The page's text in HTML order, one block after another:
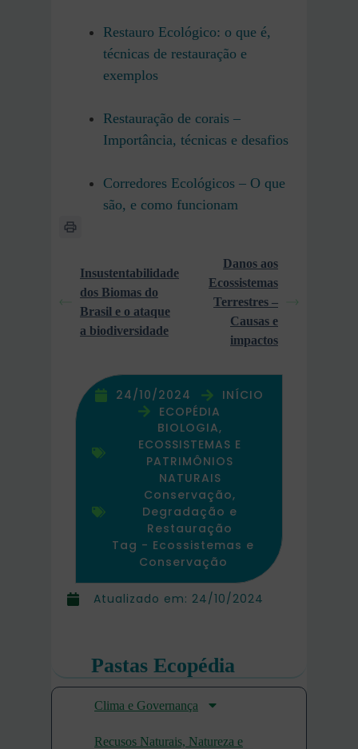
Atualizado em: 24/10/2024
Restauro Ecológico: o que é,
técnicas de restauração e
exemplos
Restauração de corais –
Importância, técnicas e desafios
Corredores Ecológicos – O que
são, e como funcionam
Insustentabilidade
dos Biomas do
Brasil e o ataque
a biodiversidade
Danos aos
Ecossistemas
Terrestres –
Causas e
impactos
24/10/2024
INÍCIO
ECOPÉDIA
BIOLOGIA,
ECOSSISTEMAS E
PATRIMÔNIOS
NATURAIS
Conservação,
Degradação e
Restauração
Tag - Ecossistemas e
Conservação
Pastas Ecopédia
Clima e Governança
Recusos Naturais, Natureza e